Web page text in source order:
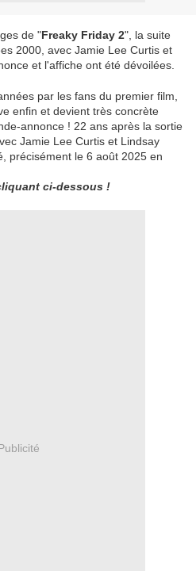
de "Freaky Friday 2", la suite
2000, avec Jamie Lee Curtis et
et l'affiche ont été dévoilées.
par les fans du premier film,
enfin et devient très concrète
annonce ! 22 ans après la sortie
Jamie Lee Curtis et Lindsay
précisément le 6 août 2025 en
ci-dessous !